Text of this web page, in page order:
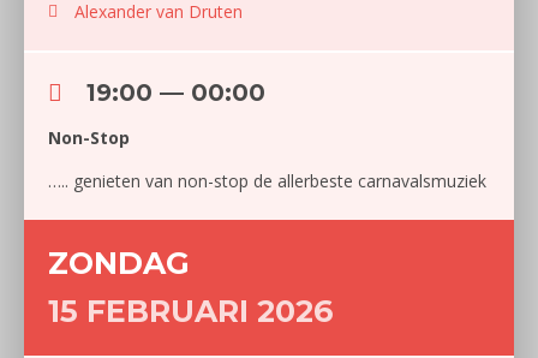
Alexander van Druten
19:00 — 00:00
Non-Stop
….. genieten van non-stop de allerbeste carnavalsmuziek
ZONDAG
15 FEBRUARI 2026